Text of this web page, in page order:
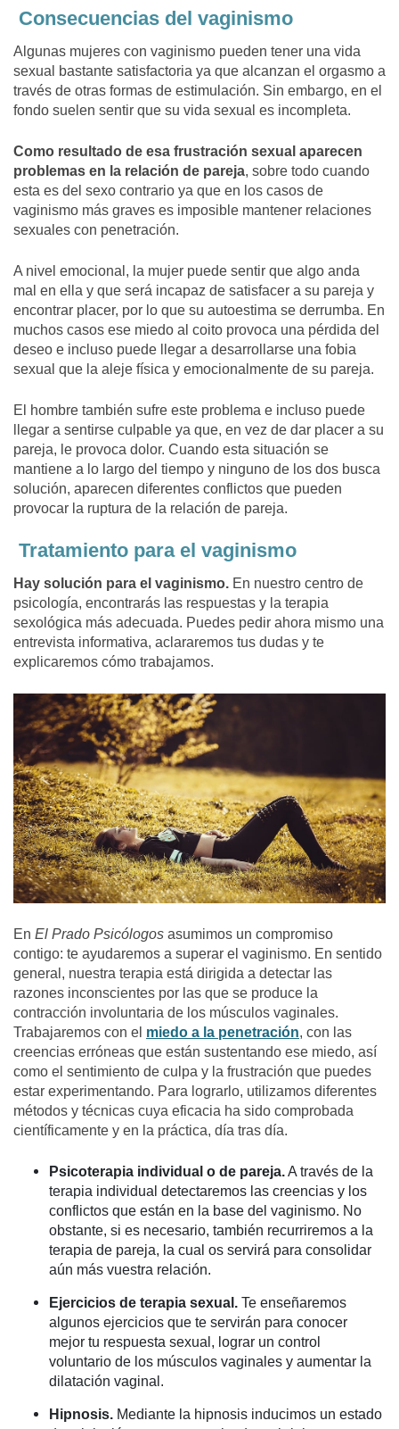
Consecuencias del vaginismo
Algunas mujeres con vaginismo pueden tener una vida
sexual bastante satisfactoria ya que alcanzan el orgasmo a
través de otras formas de estimulación. Sin embargo, en el
fondo suelen sentir que su vida sexual es incompleta.
Como resultado de esa frustración sexual aparecen
problemas en la relación de pareja, sobre todo cuando
esta es del sexo contrario ya que en los casos de
vaginismo más graves es imposible mantener relaciones
sexuales con penetración.
A nivel emocional, la mujer puede sentir que algo anda
mal en ella y que será incapaz de satisfacer a su pareja y
encontrar placer, por lo que su autoestima se derrumba. En
muchos casos ese miedo al coito provoca una pérdida del
deseo e incluso puede llegar a desarrollarse una fobia
sexual que la aleje física y emocionalmente de su pareja.
El hombre también sufre este problema e incluso puede
llegar a sentirse culpable ya que, en vez de dar placer a su
pareja, le provoca dolor. Cuando esta situación se
mantiene a lo largo del tiempo y ninguno de los dos busca
solución, aparecen diferentes conflictos que pueden
provocar la ruptura de la relación de pareja.
Tratamiento para el vaginismo
Hay solución para el vaginismo. En nuestro centro de
psicología, encontrarás las respuestas y la terapia
sexológica más adecuada. Puedes pedir ahora mismo una
entrevista informativa, aclararemos tus dudas y te
explicaremos cómo trabajamos.
En El Prado Psicólogos asumimos un compromiso
contigo: te ayudaremos a superar el vaginismo. En sentido
general, nuestra terapia está dirigida a detectar las
razones inconscientes por las que se produce la
contracción involuntaria de los músculos vaginales.
Trabajaremos con el miedo a la penetración, con las
creencias erróneas que están sustentando ese miedo, así
como el sentimiento de culpa y la frustración que puedes
estar experimentando. Para lograrlo, utilizamos diferentes
métodos y técnicas cuya eficacia ha sido comprobada
científicamente y en la práctica, día tras día.
Psicoterapia individual o de pareja.A través de la
terapia individual detectaremos las creencias y los
conflictos que están en la base del vaginismo. No
obstante, si es necesario, también recurriremos a la
terapia de pareja, la cual os servirá para consolidar
aún más vuestra relación.
Ejercicios de terapia sexual. Te enseñaremos
algunos ejercicios que te servirán para conocer
mejor tu respuesta sexual, lograr un control
voluntario de los músculos vaginales y aumentar la
dilatación vaginal.
Hipnosis. Mediante la hipnosis inducimos un estado